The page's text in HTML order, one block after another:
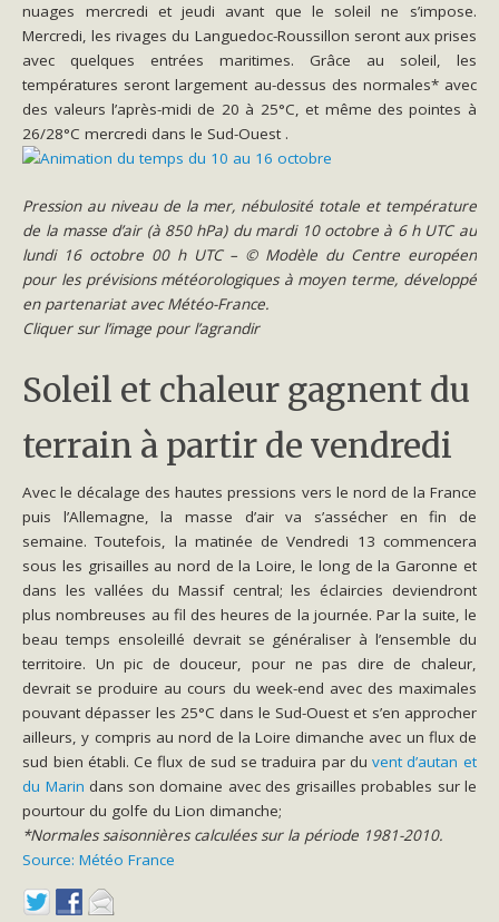
nuages mercredi et jeudi avant que le soleil ne s’impose.
Mercredi, les rivages du Languedoc-Roussillon seront aux prises
avec quelques entrées maritimes. Grâce au soleil, les
températures seront largement au-dessus des normales* avec
des valeurs l’après-midi de 20 à 25°C, et même des pointes à
26/28°C mercredi dans le Sud-Ouest .
Pression au niveau de la mer, nébulosité totale et température
de la masse d’air (à 850 hPa) du mardi 10 octobre à 6 h UTC au
lundi 16 octobre 00 h UTC – © Modèle du Centre européen
pour les prévisions météorologiques à moyen terme, développé
en partenariat avec Météo-France.
Cliquer sur l’image pour l’agrandir
Soleil et chaleur gagnent du
terrain à partir de vendredi
Avec le décalage des hautes pressions vers le nord de la France
puis l’Allemagne, la masse d’air va s’assécher en fin de
semaine. Toutefois, la matinée de Vendredi 13 commencera
sous les grisailles au nord de la Loire, le long de la Garonne et
dans les vallées du Massif central; les éclaircies deviendront
plus nombreuses au fil des heures de la journée. Par la suite, le
beau temps ensoleillé devrait se généraliser à l’ensemble du
territoire. Un pic de douceur, pour ne pas dire de chaleur,
devrait se produire au cours du week-end avec des maximales
pouvant dépasser les 25°C dans le Sud-Ouest et s’en approcher
ailleurs, y compris au nord de la Loire dimanche avec un flux de
sud bien établi. Ce flux de sud se traduira par duvent d’autan et
du Marin dans son domaine avec des grisailles probables sur le
pourtour du golfe du Lion dimanche;
*Normales saisonnières calculées sur la période 1981-2010.
Source: Météo France